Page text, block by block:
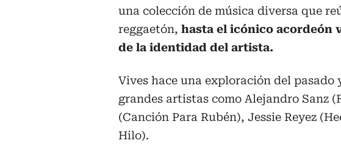
una colección de música diversa que
reggaetón, hasta el icónico acordeón
de la identidad del artista.
Vives hace una exploración del pasado
grandes artistas como Alejandro Sanz
(Canción Para Rubén), Jessie Reyez
Hilo).